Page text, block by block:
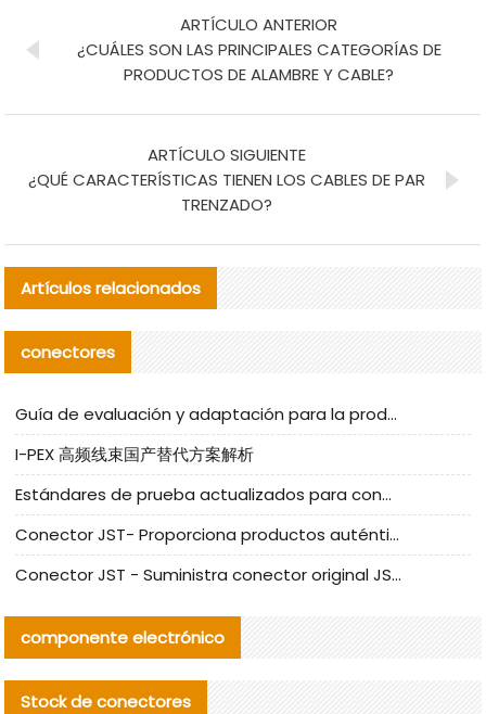
ARTÍCULO ANTERIOR
¿CUÁLES SON LAS PRINCIPALES CATEGORÍAS DE
PRODUCTOS DE ALAMBRE Y CABLE?
ARTÍCULO SIGUIENTE
¿QUÉ CARACTERÍSTICAS TIENEN LOS CABLES DE PAR
TRENZADO?
Artículos relacionados
conectores
Guía de evaluación y adaptación para la producción en serie de componentes de cables nacionales para CNC Tech
I-PEX 高频线束国产替代方案解析
Estándares de prueba actualizados para conectores nacionales bajo la referencia de CLIFF
Conector JST- Proporciona productos auténticos y alternativos del conector JST NSHR-02V-S
Conector JST - Suministra conector original JST GHR-09V-S | productos alternativos
componente electrónico
Stock de conectores